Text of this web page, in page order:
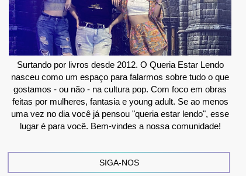
Surtando por livros desde 2012. O Queria Estar Lendo
nasceu como um espaço para falarmos sobre tudo o que
gostamos - ou não - na cultura pop. Com foco em obras
feitas por mulheres, fantasia e young adult. Se ao menos
uma vez no dia você já pensou "queria estar lendo", esse
lugar é para você. Bem-vindes a nossa comunidade!
SIGA-NOS